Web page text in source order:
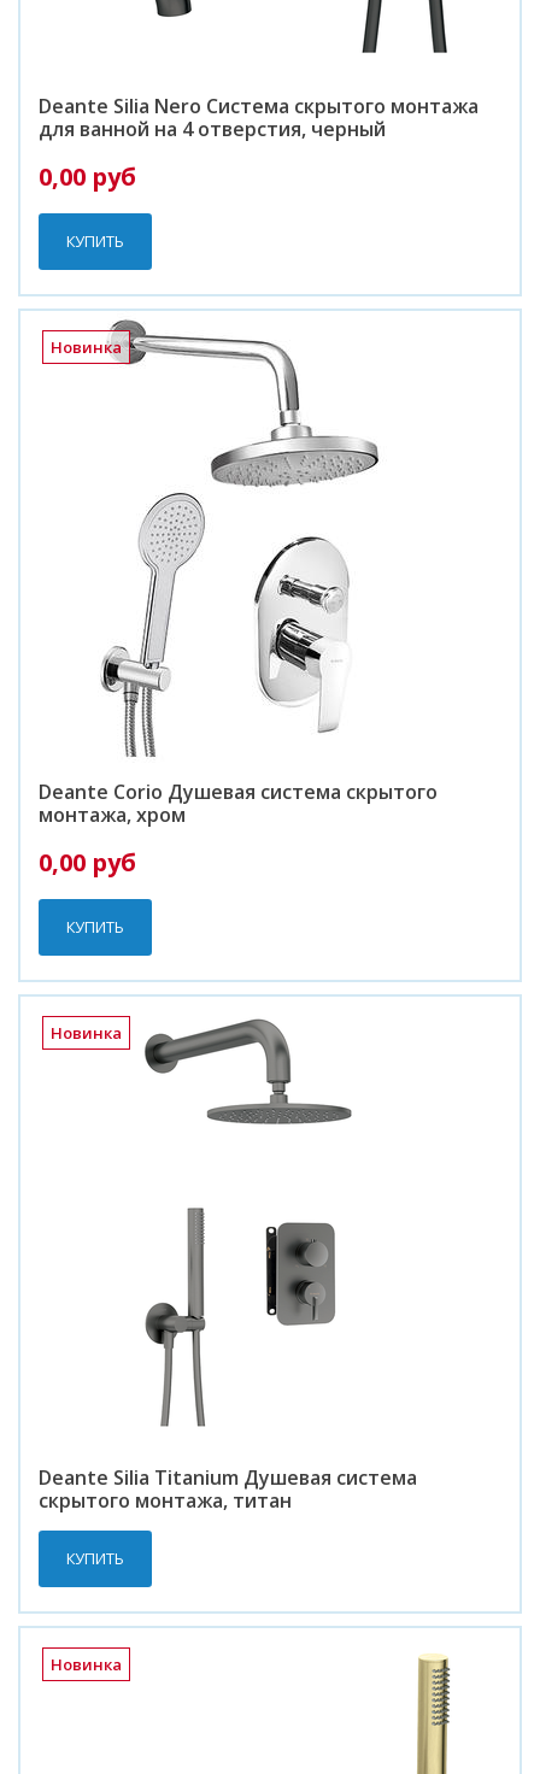
Deante Silia Nero Система скрытого монтажа
для ванной на 4 отверстия, черный
0,00 руб
КУПИТЬ
Новинка
Deante Corio Душевая система скрытого
монтажа, хром
0,00 руб
КУПИТЬ
Новинка
Deante Silia Titanium Душевая система
скрытого монтажа, титан
КУПИТЬ
Новинка